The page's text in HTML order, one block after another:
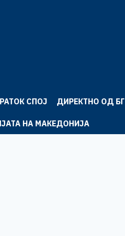
СПОЈ ДИРЕКТНО ОД БГ
НА МАКЕДОНИЈА